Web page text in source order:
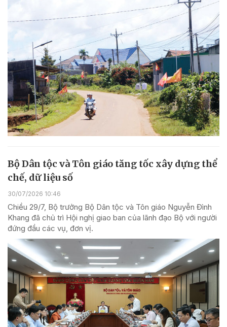
Bộ Dân tộc và Tôn giáo tăng tốc xây dựng thể
chế, dữ liệu số
30/07/2026 10:46
Chiều 29/7, Bộ trưởng Bộ Dân tộc và Tôn giáo Nguyễn Đình
Khang đã chủ trì Hội nghị giao ban của lãnh đạo Bộ với người
đứng đầu các vụ, đơn vị.